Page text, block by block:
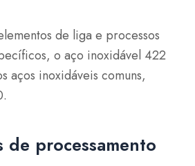
de liga e processos
o aço inoxidável 422
aços inoxidáveis comuns,
de processamento